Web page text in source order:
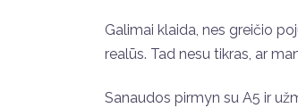
Galimai klaida, nes greičio
realūs. Tad nesu tikras, ar
Sanaudos pirmyn su A5 ir